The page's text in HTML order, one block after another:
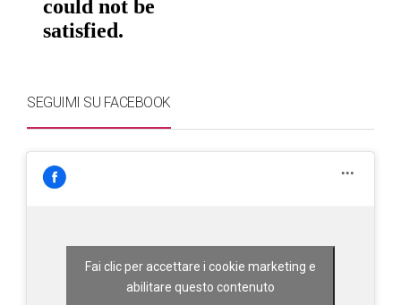
SEGUIMI SU FACEBOOK
Fai clic per accettare i cookie marketing e
abilitare questo contenuto